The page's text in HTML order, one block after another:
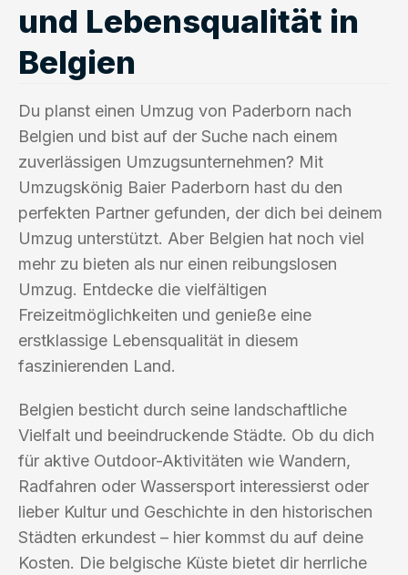
und Lebensqualität in
Belgien
Du planst einen Umzug von Paderborn nach
Belgien und bist auf der Suche nach einem
zuverlässigen Umzugsunternehmen? Mit
Umzugskönig Baier Paderborn hast du den
perfekten Partner gefunden, der dich bei deinem
Umzug unterstützt. Aber Belgien hat noch viel
mehr zu bieten als nur einen reibungslosen
Umzug. Entdecke die vielfältigen
Freizeitmöglichkeiten und genieße eine
erstklassige Lebensqualität in diesem
faszinierenden Land.
Belgien besticht durch seine landschaftliche
Vielfalt und beeindruckende Städte. Ob du dich
für aktive Outdoor-Aktivitäten wie Wandern,
Radfahren oder Wassersport interessierst oder
lieber Kultur und Geschichte in den historischen
Städten erkundest – hier kommst du auf deine
Kosten. Die belgische Küste bietet dir herrliche